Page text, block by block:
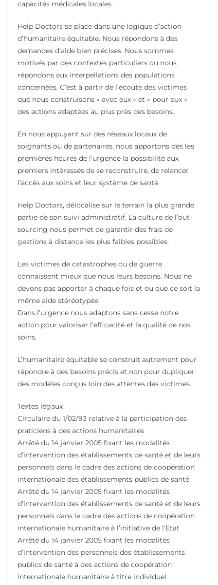
capacités médicales locales.
Help Doctors se place dans une logique d’action
d’humanitaire équitable. Nous répondons à des
demandes d’aide bien précises. Nous sommes
motivés par des contextes particuliers ou nous
répondons aux interpellations des populations
concernées. C’est à partir de l’écoute des victimes
que nous construisons « avec eux » et « pour eux »
des actions adaptées au plus près des besoins.
En nous appuyant sur des réseaux locaux de
soignants ou de partenaires, nous apportons dès les
premières heures de l’urgence la possibilité aux
premiers intéressés de se reconstruire, de relancer
l’accès aux soins et leur système de santé.
Help Doctors, délocalise sur le terrain la plus grande
partie de son suivi administratif. La culture de l’out-
sourcing nous permet de garantir des frais de
gestions à distance les plus faibles possibles.
Les victimes de catastrophes ou de guerre
connaissent mieux que nous leurs besoins. Nous ne
devons pas apporter à chaque fois et ou que ce soit la
même aide stéréotypée.
Dans l’urgence nous adaptons sans cesse notre
action pour valoriser l’efficacité et la qualité de nos
soins.
L’humanitaire équitable se construit autrement pour
répondre à des besoins précis et non pour dupliquer
des modèles conçus loin des attentes des victimes.
Textes légaux
Circulaire du 1/02/93 relative à la participation des
praticiens à des actions humanitaires
Arrêté du 14 janvier 2005 fixant les modalités
d’intervention des établissements de santé et de leurs
personnels dans le cadre des actions de coopération
internationale des établissements publics de santé
Arrêté du 14 janvier 2005 fixant les modalités
d’intervention des établissements de santé et de leurs
personnels dans le cadre des actions de coopération
internationale humanitaire à l’initiative de l’Etat
Arrêté du 14 janvier 2005 fixant les modalités
d’intervention des personnels des établissements
publics de santé à des actions de coopération
internationale humanitaire à titre individuel